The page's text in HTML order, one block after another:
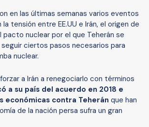
en las últimas semanas varios eventos
tensión entre EE.UU e Irán, el origen de
nuclear por el que Teherán se
ciertos pasos necesarios para
nuclear.
a Irán a renegociarlo con términos
a su país del acuerdo en 2018 e
económicas contra Teherán que han
de la nación persa sufra un gran